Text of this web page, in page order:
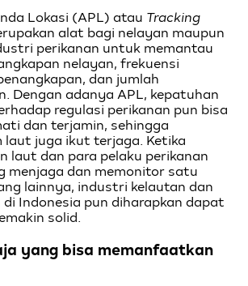
Lokasi (APL) atau Tracking
alat bagi nelayan maupun
perikanan untuk memantau
nelayan, frekuensi
dan jumlah
Dengan adanya APL, kepatuhan
regulasi perikanan pun bisa
dan terjamin, sehingga
laut juga ikut terjaga. Ketika
laut dan para pelaku perikanan
menjaga dan memonitor satu
lainnya, industri kelautan dan
di Indonesia pun diharapkan dapat
solid.
yang bisa memanfaatkan